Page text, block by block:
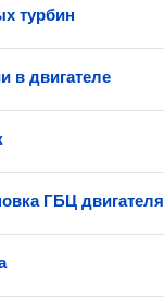
турбин
в двигателе
ГБЦ двигателя